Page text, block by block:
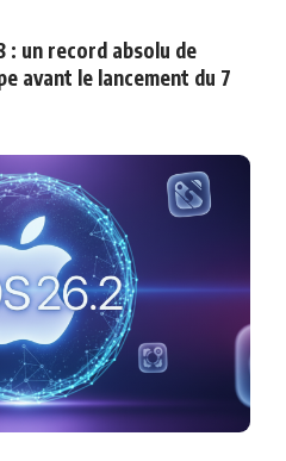
: un record absolu de
avant le lancement du 7